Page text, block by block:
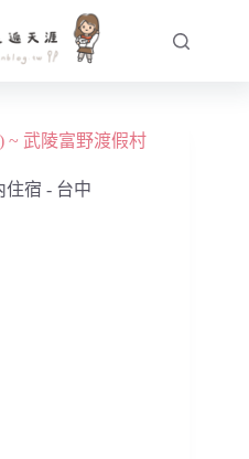
~ 武陵富野渡假村
住宿 - 台中